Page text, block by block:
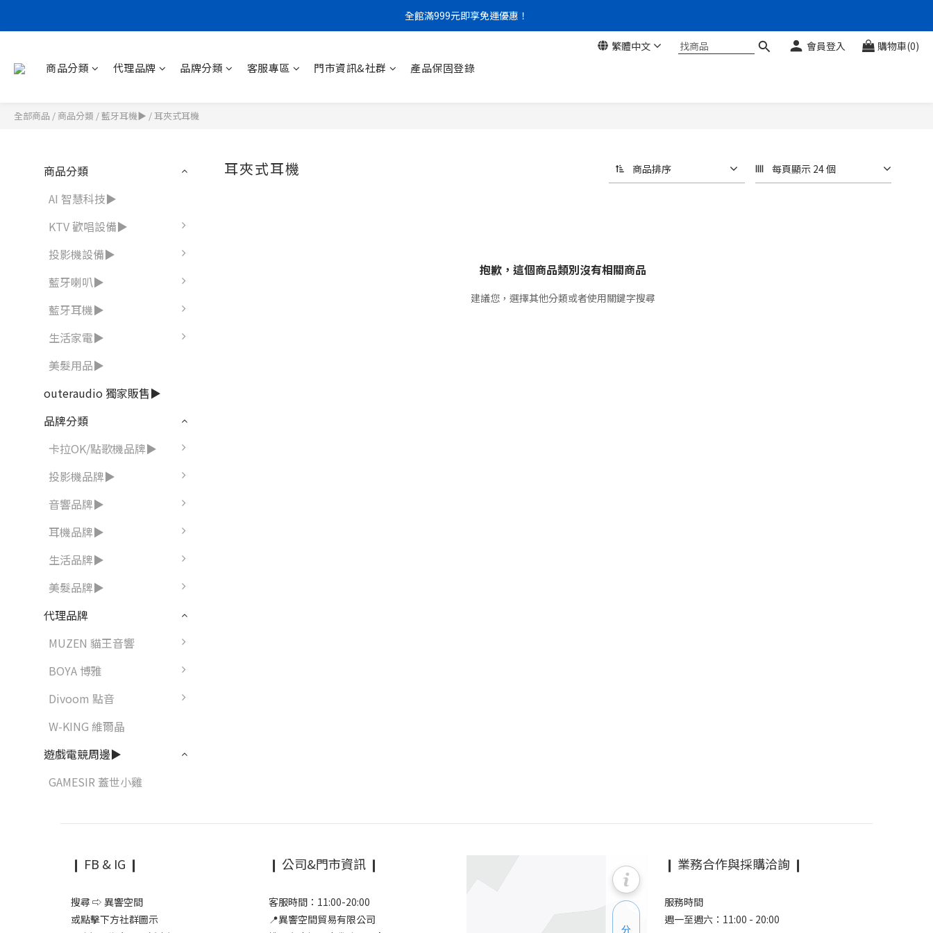
門市限定｜現金結帳不限金額 95 折
全館滿999元即享免運優惠！
繁體中文 會員登入 購物車(0)
商品分類 代理品牌 品牌分類 客服專區 門市資訊&社群 產品保固登錄
全部商品 / 商品分類 /藍牙耳機▶ /耳夾式耳機
商品分類
AI 智慧科技▶
KTV 歡唱設備▶
投影機設備▶
藍牙喇叭▶
藍牙耳機▶
生活家電▶
美髮用品▶
outeraudio 獨家販售▶
品牌分類
卡拉OK/點歌機品牌▶
投影機品牌▶
音響品牌▶
耳機品牌▶
生活品牌▶
美髮品牌▶
代理品牌
MUZEN 貓王音響
BOYA 博雅
Divoom 點音
W-KING 維爾晶
遊戲電競周邊▶
GAMESIR 蓋世小雞
耳夾式耳機 商品排序 每頁顯示 24 個
抱歉，這個商品類別沒有相關商品
建議您，選擇其他分類或者使用關鍵字搜尋
❙ FB & IG ❙
搜尋 ⇨ 異響空間
或點擊下方社群圖示
❙ 公司&門市資訊 ❙
客服時間：11:00-20:00
📍異響空間貿易有限公司
❙ 業務合作與採購洽詢 ❙
服務時間
週一至週六：11:00 - 20:00